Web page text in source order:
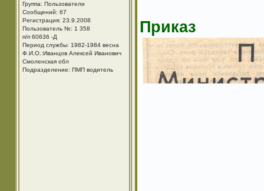
Группа: Пользователи
Сообщений: 67
Регистрация: 23.9.2008
Пользователь №: 1 358
п/п 60636 -Д
Период службы: 1982-1984 весна
Ф.И.О.:Иванцов Алексей Иванович
Смоленская обл
Подразделение: ПМП водитель
Приказ